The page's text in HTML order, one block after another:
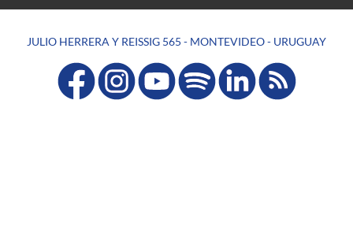
JULIO HERRERA Y REISSIG 565 - MONTEVIDEO - URUGUAY